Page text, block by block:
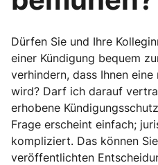
Dürfen Sie und Ihre
einer Kündigung bequem
verhindern, dass Ihnen
wird? Darf ich darauf
erhobene
Frage erscheint einfach;
kompliziert. Das können
veröffentlichten